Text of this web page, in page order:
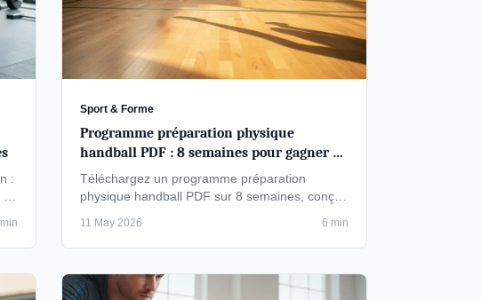
:
Sport & Forme
Programme préparation physique
handball PDF : 8 semaines pour gagner en
explosivité
Téléchargez un programme préparation
physique handball PDF sur 8 semaines, conçu
11 May 2026 6 min